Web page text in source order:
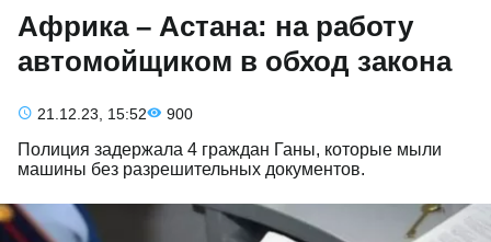
Африка – Астана: на работу
автомойщиком в обход закона
21.12.23, 15:52 900
Полиция задержала 4 граждан Ганы, которые мыли
машины без разрешительных документов.